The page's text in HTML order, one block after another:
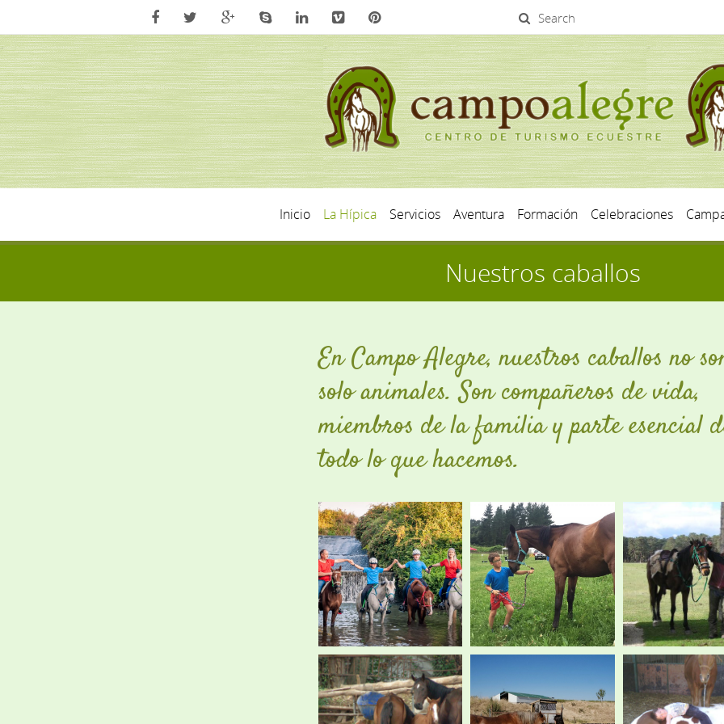
Search
Inicio La Hípica Servicios Aventura Formación Celebraciones
Nuestros caballos
En Campo Alegre, nuestros caballos no
solo animales. Son compañeros de vida,
miembros de la familia y parte esencial
todo lo que hacemos.